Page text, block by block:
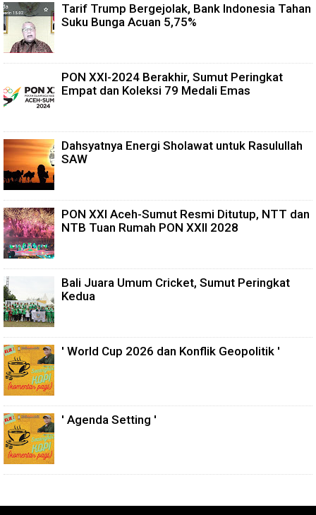
Tarif Trump Bergejolak, Bank Indonesia Tahan
Suku Bunga Acuan 5,75%
PON XXI-2024 Berakhir, Sumut Peringkat
Empat dan Koleksi 79 Medali Emas
Dahsyatnya Energi Sholawat untuk Rasulullah
SAW
PON XXI Aceh-Sumut Resmi Ditutup, NTT dan
NTB Tuan Rumah PON XXII 2028
Bali Juara Umum Cricket, Sumut Peringkat
Kedua
' World Cup 2026 dan Konflik Geopolitik '
' Agenda Setting '